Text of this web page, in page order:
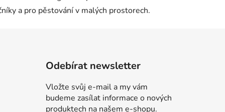
Odebírat newsletter
Vložte svůj e-mail a my vám
budeme zasílat informace o nových
produktech na našem e-shopu.